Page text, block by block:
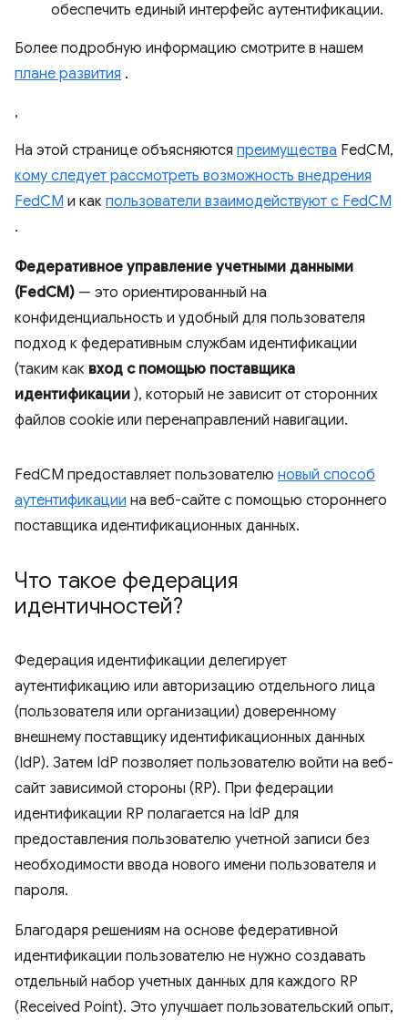
обеспечить единый интерфейс аутентификации.
Более подробную информацию смотрите в нашем
плане развития .
,
На этой странице объясняются преимущества FedCM,
кому следует рассмотреть возможность внедрения
FedCM и как пользователи взаимодействуют с FedCM
.
Федеративное управление учетными данными
(FedCM) — это ориентированный на
конфиденциальность и удобный для пользователя
подход к федеративным службам идентификации
(таким как вход с помощью поставщика
идентификации ), который не зависит от сторонних
файлов cookie или перенаправлений навигации.
FedCM предоставляет пользователю новый способ
аутентификации на веб-сайте с помощью стороннего
поставщика идентификационных данных.
Что такое федерация
идентичностей?
Федерация идентификации делегирует
аутентификацию или авторизацию отдельного лица
(пользователя или организации) доверенному
внешнему поставщику идентификационных данных
(IdP). Затем IdP позволяет пользователю войти на веб-
сайт зависимой стороны (RP). При федерации
идентификации RP полагается на IdP для
предоставления пользователю учетной записи без
необходимости ввода нового имени пользователя и
пароля.
Благодаря решениям на основе федеративной
идентификации пользователю не нужно создавать
отдельный набор учетных данных для каждого RP
(Received Point). Это улучшает пользовательский опыт,